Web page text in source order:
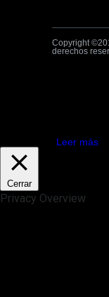
Copyright
derechos
Leer más
Cerrar
Privacy Overview